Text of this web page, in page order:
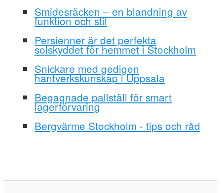
Smidesräcken – en blandning av
funktion och stil
Persienner är det perfekta
solskyddet för hemmet i Stockholm
Snickare med gedigen
hantverkskunskap i Uppsala
Begagnade pallställ för smart
lagerförvaring
Bergvärme Stockholm - tips och råd